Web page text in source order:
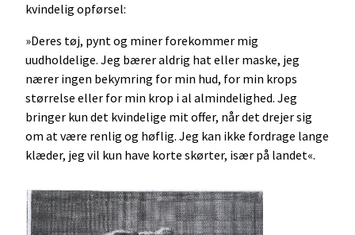
kvindelig opførsel:
»Deres tøj, pynt og miner forekommer mig
uudholdelige. Jeg bærer aldrig hat eller maske, jeg
nærer ingen bekymring for min hud, for min krops
størrelse eller for min krop i al almindelighed. Jeg
bringer kun det kvindelige mit offer, når det drejer sig
om at være renlig og høflig. Jeg kan ikke fordrage lange
klæder, jeg vil kun have korte skørter, især på landet«.